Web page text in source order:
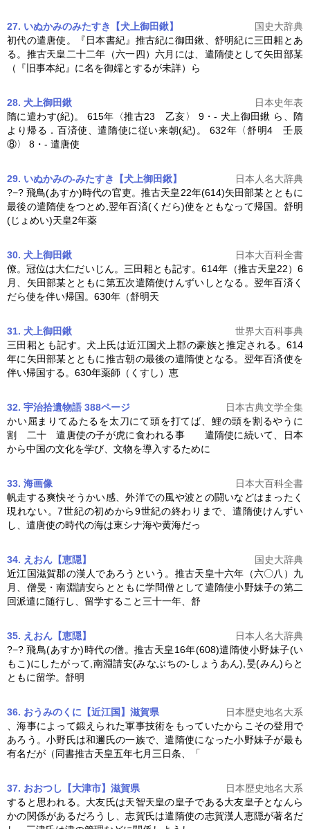
27. いぬかみのみたすき【犬上御田鍬】
国史大辞典
初代の遣唐使。『日本書紀』推古紀に御田鍬、舒明紀に三田耜とあ
る。推古天皇二十二年（六一四）六月には、 遣隋使として矢田部某
（『旧事本紀』に名を御嬬とするが未詳）ら
28. 犬上御田鍬
日本史年表
隋に遣わす(紀)。 615年〈推古23 乙亥〉 9・‐ 犬上御田鍬 ら、隋
より帰る．百済使、遣隋使に従い来朝(紀)。 632年〈舒明4 壬辰
⑧〉 8・‐ 遣唐使
29. いぬかみの-みたすき【犬上御田鍬】
日本人名大辞典
?−? 飛鳥(あすか)時代の官吏。推古天皇22年(614)矢田部某とともに
最後の遣隋使をつとめ,翌年百済(くだら)使をともなって帰国。舒明
(じょめい)天皇2年薬
30. 犬上御田鍬
日本大百科全書
僚。冠位は大仁だいじん。三田耜とも記す。614年（推古天皇22）6
月、矢田部某とともに第五次遣隋使けんずいしとなる。翌年百済く
だら使を伴い帰国。630年（舒明天
31. 犬上御田鍬
世界大百科事典
三田耜とも記す。犬上氏は近江国犬上郡の豪族と推定される。614
年に矢田部某とともに推古朝の最後の遣隋使 となる。翌年百済使を
伴い帰国する。630年薬師（くすし）恵
32. 宇治拾遺物語 388ページ
日本古典文学全集
かい屈まりてゐたるを太刀にて頭を打てば、鯉の頭を割るやうに
割 二十 遣唐使の子が虎に食われる事 遣隋使に続いて、日本
から中国の文化を学び、文物を導入するために
33. 海画像
日本大百科全書
帆走する爽快そうかい感、外洋での風や波との闘いなどはまったく
現れない。7世紀の初めから9世紀の終わりまで、 遣隋使けんずい
し、遣唐使の時代の海は東シナ海や黄海だっ
34. えおん【恵隠】
国史大辞典
近江国滋賀郡の漢人であろうという。推古天皇十六年（六〇八）九
月、僧旻・南淵請安らとともに学問僧として遣隋使小野妹子の第二
回派遣に随行し、留学すること三十一年、舒
35. えおん【恵隠】
日本人名大辞典
?−? 飛鳥(あすか)時代の僧。推古天皇16年(608)遣隋使小野妹子(い
もこ)にしたがって,南淵請安(みなぶちの-しょうあん),旻(みん)らと
ともに留学。舒明
36. おうみのくに【近江国】滋賀県
日本歴史地名大系
、海事によって鍛えられた軍事技術をもっていたからこその登用で
あろう。小野氏は和邇氏の一族で、遣隋使になった小野妹子が最も
有名だが（同書推古天皇五年七月三日条、「
37. おおつし【大津市】滋賀県
日本歴史地名大系
すると思われる。大友氏は天智天皇の皇子である大友皇子となんら
かの関係があるだろうし、志賀氏は遣隋使の志賀漢人恵隠が著名だ